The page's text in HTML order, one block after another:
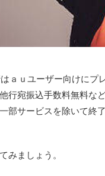
ａｕユーザー向けにプ
行宛振込手数料無料な
部サービスを除いて終
みましょう。